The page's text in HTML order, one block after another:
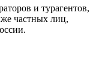
и турагентов,
частных лиц,